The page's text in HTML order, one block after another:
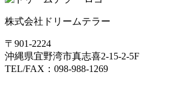
株式会社ドリームテラー
〒901-2224
沖縄県宜野湾市真志喜2-15-2-5F
TEL/FAX：098-988-1269